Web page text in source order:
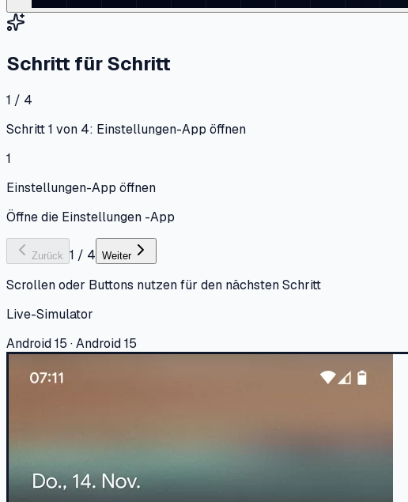
Schritt für Schritt
1 / 4
Schritt 1 von 4: Einstellungen-App öffnen
1
Einstellungen-App öffnen
Öffne die Einstellungen -App
Zurück 1 / 4 Weiter
Scrollen oder Buttons nutzen für den nächsten Schritt
Live-Simulator
Android 15 · Android 15